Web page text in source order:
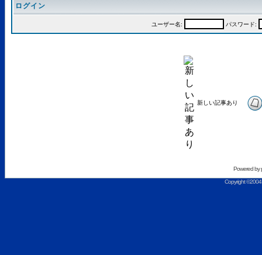
ログイン
ユーザー名: パスワード:
新しい記事あり
Powered by
Copyright ©2004